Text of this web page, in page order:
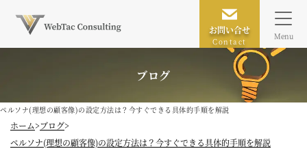
お問い合せ
Contact
Menu
ブログ
ホーム ブログ
ペルソナ(理想の顧客像)の設定方法は？今すぐできる具体的手順を解説
ペルソナ(理想の顧客像)の設定方法は？今すぐできる具体的手順を解説